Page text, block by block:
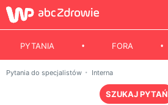
PYTANIA FORA
Pytania do specjalistów Interna
SZUKAJ PYTAŃ